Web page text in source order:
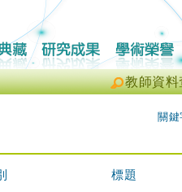
教師資料
關鍵
標題